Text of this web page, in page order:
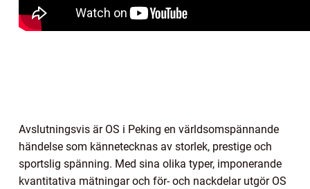
Avslutningsvis är OS i Peking en världsomspännande
händelse som kännetecknas av storlek, prestige och
sportslig spänning. Med sina olika typer, imponerande
kvantitativa mätningar och för- och nackdelar utgör OS